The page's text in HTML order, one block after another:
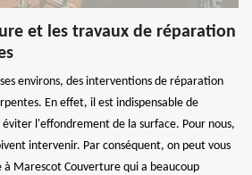
et les travaux de réparation
environs, des interventions de réparation
En effet, il est indispensable de
l'effondrement de la surface. Pour nous,
intervenir. Par conséquent, on peut vous
Marescot Couverture qui a beaucoup